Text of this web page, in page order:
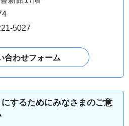
5027
するためにみなさまのご意